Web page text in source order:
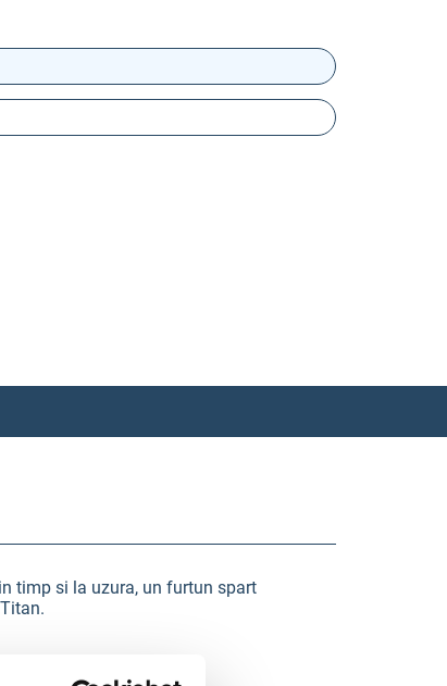
timp si la uzura, un furtun spart